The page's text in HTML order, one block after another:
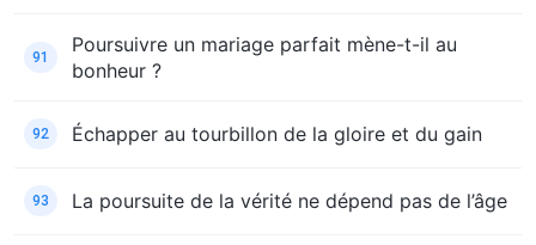
91
Poursuivre un mariage parfait mène-t-il au
bonheur ?
92 Échapper au tourbillon de la gloire et du gain
93 La poursuite de la vérité ne dépend pas de l’âge